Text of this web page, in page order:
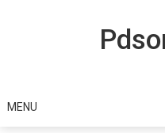
MENU